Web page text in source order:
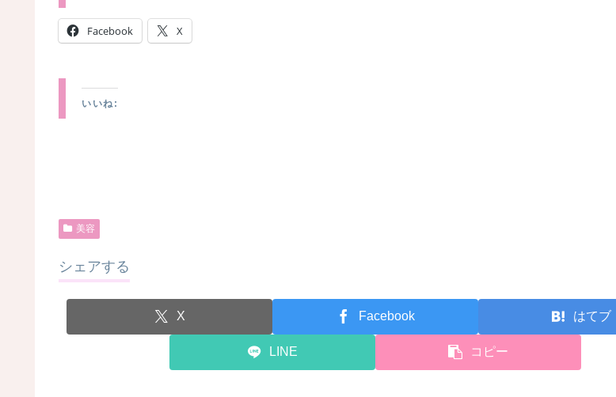
Facebook X
いいね:
美容
シェアする
X Facebook はてブ
LINE コピー